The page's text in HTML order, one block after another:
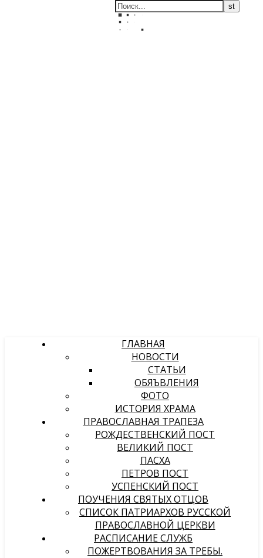
ГЛАВНАЯ
НОВОСТИ
СТАТЬИ
ОБЯЪВЛЕНИЯ
ФОТО
ИСТОРИЯ ХРАМА
ПРАВОСЛАВНАЯ ТРАПЕЗА
РОЖДЕСТВЕНСКИЙ ПОСТ
ВЕЛИКИЙ ПОСТ
ПАСХА
ПЕТРОВ ПОСТ
УСПЕНСКИЙ ПОСТ
ПОУЧЕНИЯ СВЯТЫХ ОТЦОВ
СПИСОК ПАТРИАРХОВ РУССКОЙ
ПРАВОСЛАВНОЙ ЦЕРКВИ
РАСПИСАНИЕ СЛУЖБ
ПОЖЕРТВОВАНИЯ ЗА ТРЕБЫ.